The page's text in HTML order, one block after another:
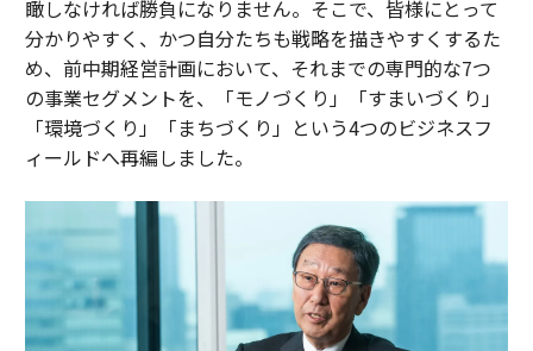
瞰しなければ勝負になりません。そこで、皆様にとって
分かりやすく、かつ自分たちも戦略を描きやすくするた
め、前中期経営計画において、それまでの専門的な7つ
の事業セグメントを、「モノづくり」「すまいづくり」
「環境づくり」「まちづくり」という4つのビジネスフ
ィールドへ再編しました。